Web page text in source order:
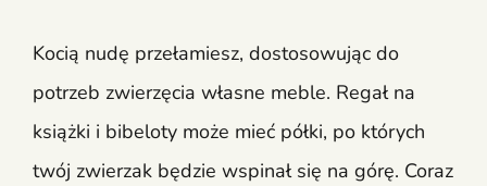
Kocią nudę przełamiesz, dostosowując do
potrzeb zwierzęcia własne meble. Regał na
książki i bibeloty może mieć półki, po których
twój zwierzak będzie wspinał się na górę. Coraz